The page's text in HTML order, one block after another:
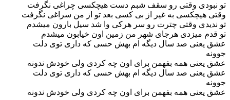
وقتی رو سقف شبم دست هیچکسی چراغی نگرفت
به غیر از بی کسی بعد تو از من سراغی نگرفت
وقتی چترت رو سر هرکی وا شد سیل بارون میشدم
هرجای شهر من زمین اون خیابون میشدم
صد سال دیگه ام بهش حسی که داری توی دلت
همه بفهمن برای اون چه کردی ولی خودش ندونه
صد سال دیگه ام بهش حسی که داری توی دلت
همه بفهمن برای اون چه کردی ولی خودش ندونه